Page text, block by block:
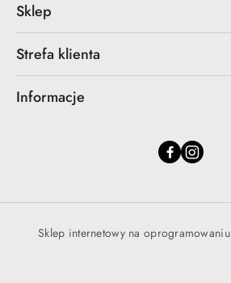
Sklep
Strefa klienta
Informacje
Sklep internetowy na oprogramowaniu